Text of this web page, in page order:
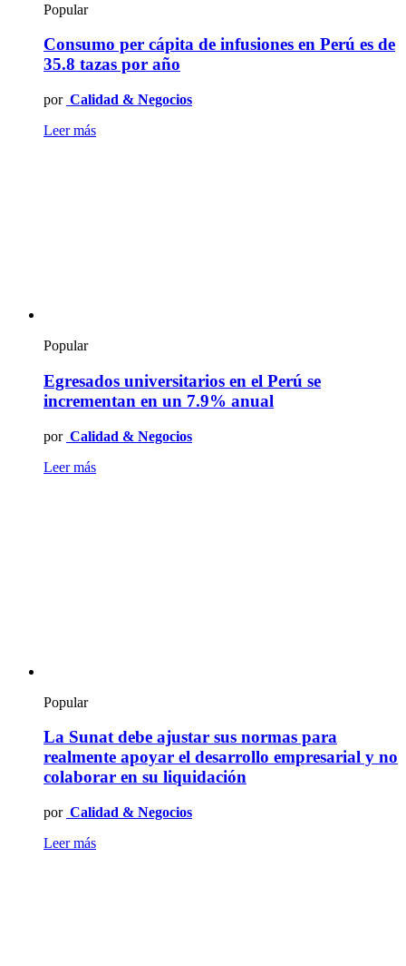
Popular
Consumo per cápita de infusiones en Perú es de
35.8 tazas por año
por Calidad & Negocios
Leer más
Popular
Egresados universitarios en el Perú se
incrementan en un 7.9% anual
por Calidad & Negocios
Leer más
Popular
La Sunat debe ajustar sus normas para
realmente apoyar el desarrollo empresarial y no
colaborar en su liquidación
por Calidad & Negocios
Leer más